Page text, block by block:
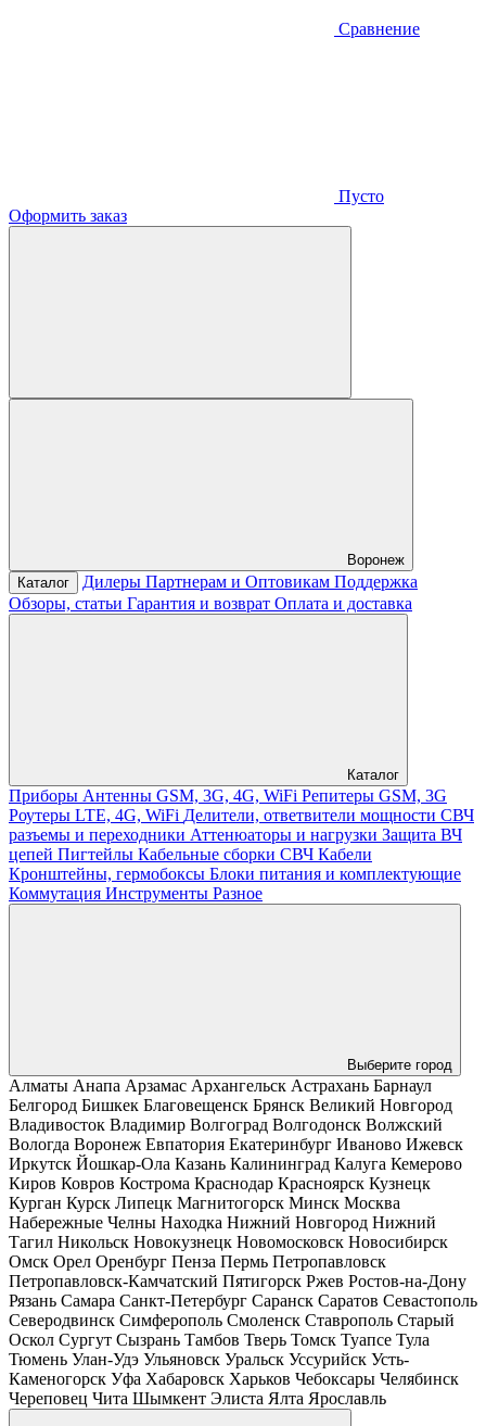
Сравнение
Пусто
Оформить заказ
Воронеж
Каталог
Дилеры Партнерам и Оптовикам Поддержка
Обзоры, статьи Гарантия и возврат Оплата и доставка
Каталог
Приборы Антенны GSM, 3G, 4G, WiFi Репитеры GSM, 3G
Роутеры LTE, 4G, WiFi Делители, ответвители мощности СВЧ
разъемы и переходники Аттенюаторы и нагрузки Защита ВЧ
цепей Пигтейлы Кабельные сборки СВЧ Кабели
Кронштейны, гермобоксы Блоки питания и комплектующие
Коммутация Инструменты Разное
Выберите город
Алматы Анапа Арзамас Архангельск Астрахань Барнаул
Белгород Бишкек Благовещенск Брянск Великий Новгород
Владивосток Владимир Волгоград Волгодонск Волжский
Вологда Воронеж Евпатория Екатеринбург Иваново Ижевск
Иркутск Йошкар-Ола Казань Калининград Калуга Кемерово
Киров Ковров Кострома Краснодар Красноярск Кузнецк
Курган Курск Липецк Магнитогорск Минск Москва
Набережные Челны Находка Нижний Новгород Нижний
Тагил Никольск Новокузнецк Новомосковск Новосибирск
Омск Орел Оренбург Пенза Пермь Петропавловск
Петропавловск-Камчатский Пятигорск Ржев Ростов-на-Дону
Рязань Самара Санкт-Петербург Саранск Саратов Севастополь
Северодвинск Симферополь Смоленск Ставрополь Старый
Оскол Сургут Сызрань Тамбов Тверь Томск Туапсе Тула
Тюмень Улан-Удэ Ульяновск Уральск Уссурийск Усть-
Каменогорск Уфа Хабаровск Харьков Чебоксары Челябинск
Череповец Чита Шымкент Элиста Ялта Ярославль